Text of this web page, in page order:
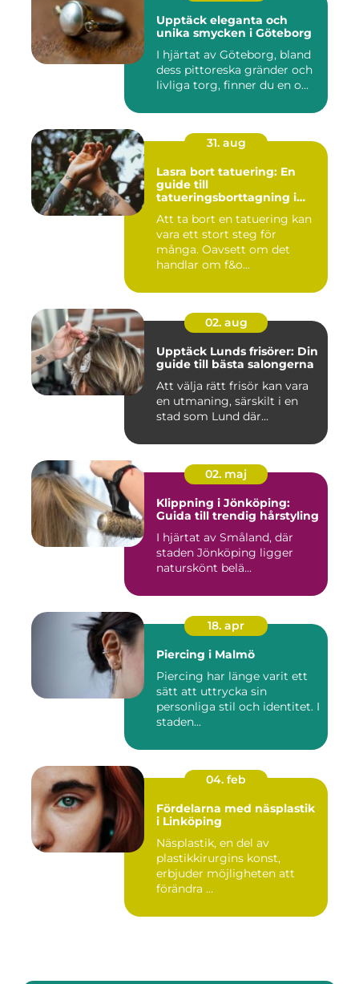
Upptäck eleganta och
unika smycken i Göteborg
I hjärtat av Göteborg, bland
dess pittoreska gränder och
livliga torg, finner du en o...
31. aug
Lasra bort tatuering: En
guide till
tatueringsborttagning i
Att ta bort en tatuering kan
vara ett stort steg för
många. Oavsett om det
handlar om f&o...
02. aug
Upptäck Lunds frisörer: Din
guide till bästa salongerna
Att välja rätt frisör kan vara
en utmaning, särskilt i en
stad som Lund där...
02. maj
Klippning i Jönköping:
Guida till trendig hårstyling
I hjärtat av Småland, där
staden Jönköping ligger
naturskönt belä...
18. apr
Piercing i Malmö
Piercing har länge varit ett
sätt att uttrycka sin
personliga stil och identitet. I
staden...
04. feb
Fördelarna med näsplastik
i Linköping
Näsplastik, en del av
plastikkirurgins konst,
erbjuder möjligheten att
förändra ...